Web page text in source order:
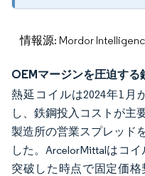
情報源: Mordor
OEMマージンを圧迫する
熱延コイルは2024年1月
し、鉄鋼投入コストが主
製造所の営業スプレッド
した。ArcelorMittalはコ
突破した時点で固定価格